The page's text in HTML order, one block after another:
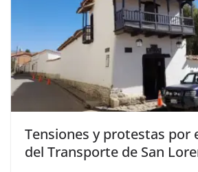
Tensiones y protestas por
del Transporte de San